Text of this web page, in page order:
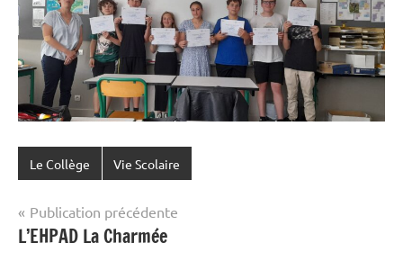
Le Collège Vie Scolaire
Navigation
de
Publication précédente
L’EHPAD La Charmée